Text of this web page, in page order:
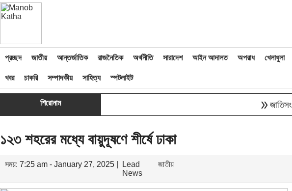
প্রচ্ছদ জাতীয় আন্তর্জাতিক রাজনৈতিক অর্থনীতি সারাদেশ আইন আদালত অপরাধ খেলাধুলা
খবর চাকরি সম্পাদকীয় সাহিত্য স্পটলাইট
শিরোনাম জাতিসংঘে
১২৩ শহরের মধ্যে বায়ুদূষণে শীর্ষে ঢাকা
সময়: 7:25 am - January 27, 2025 |
Lead
News
জাতীয়